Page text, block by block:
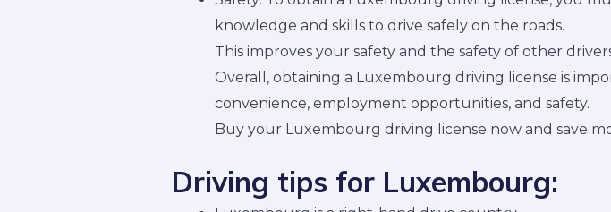
knowledge and skills to drive safely on the roads.
This improves your safety and the safety of other
Overall, obtaining a Luxembourg driving license is
convenience, employment opportunities, and safety.
Buy your Luxembourg driving license now and save
Driving tips for Luxembourg: